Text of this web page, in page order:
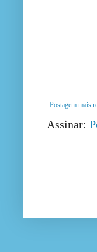
Postagem mais
Assinar: